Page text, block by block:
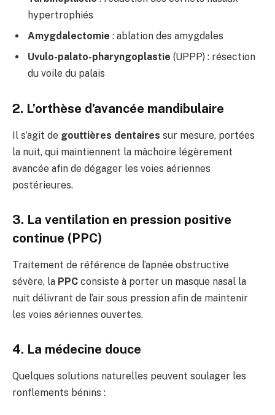
hypertrophiés
Amygdalectomie : ablation des amygdales
Uvulo-palato-pharyngoplastie (UPPP) : résection
du voile du palais
2. L’orthèse d’avancée mandibulaire
Il s’agit de gouttières dentaires sur mesure, portées
la nuit, qui maintiennent la mâchoire légèrement
avancée afin de dégager les voies aériennes
postérieures.
3. La ventilation en pression positive
continue (PPC)
Traitement de référence de l’apnée obstructive
sévère, la PPC consiste à porter un masque nasal la
nuit délivrant de l’air sous pression afin de maintenir
les voies aériennes ouvertes.
4. La médecine douce
Quelques solutions naturelles peuvent soulager les
ronflements bénins :